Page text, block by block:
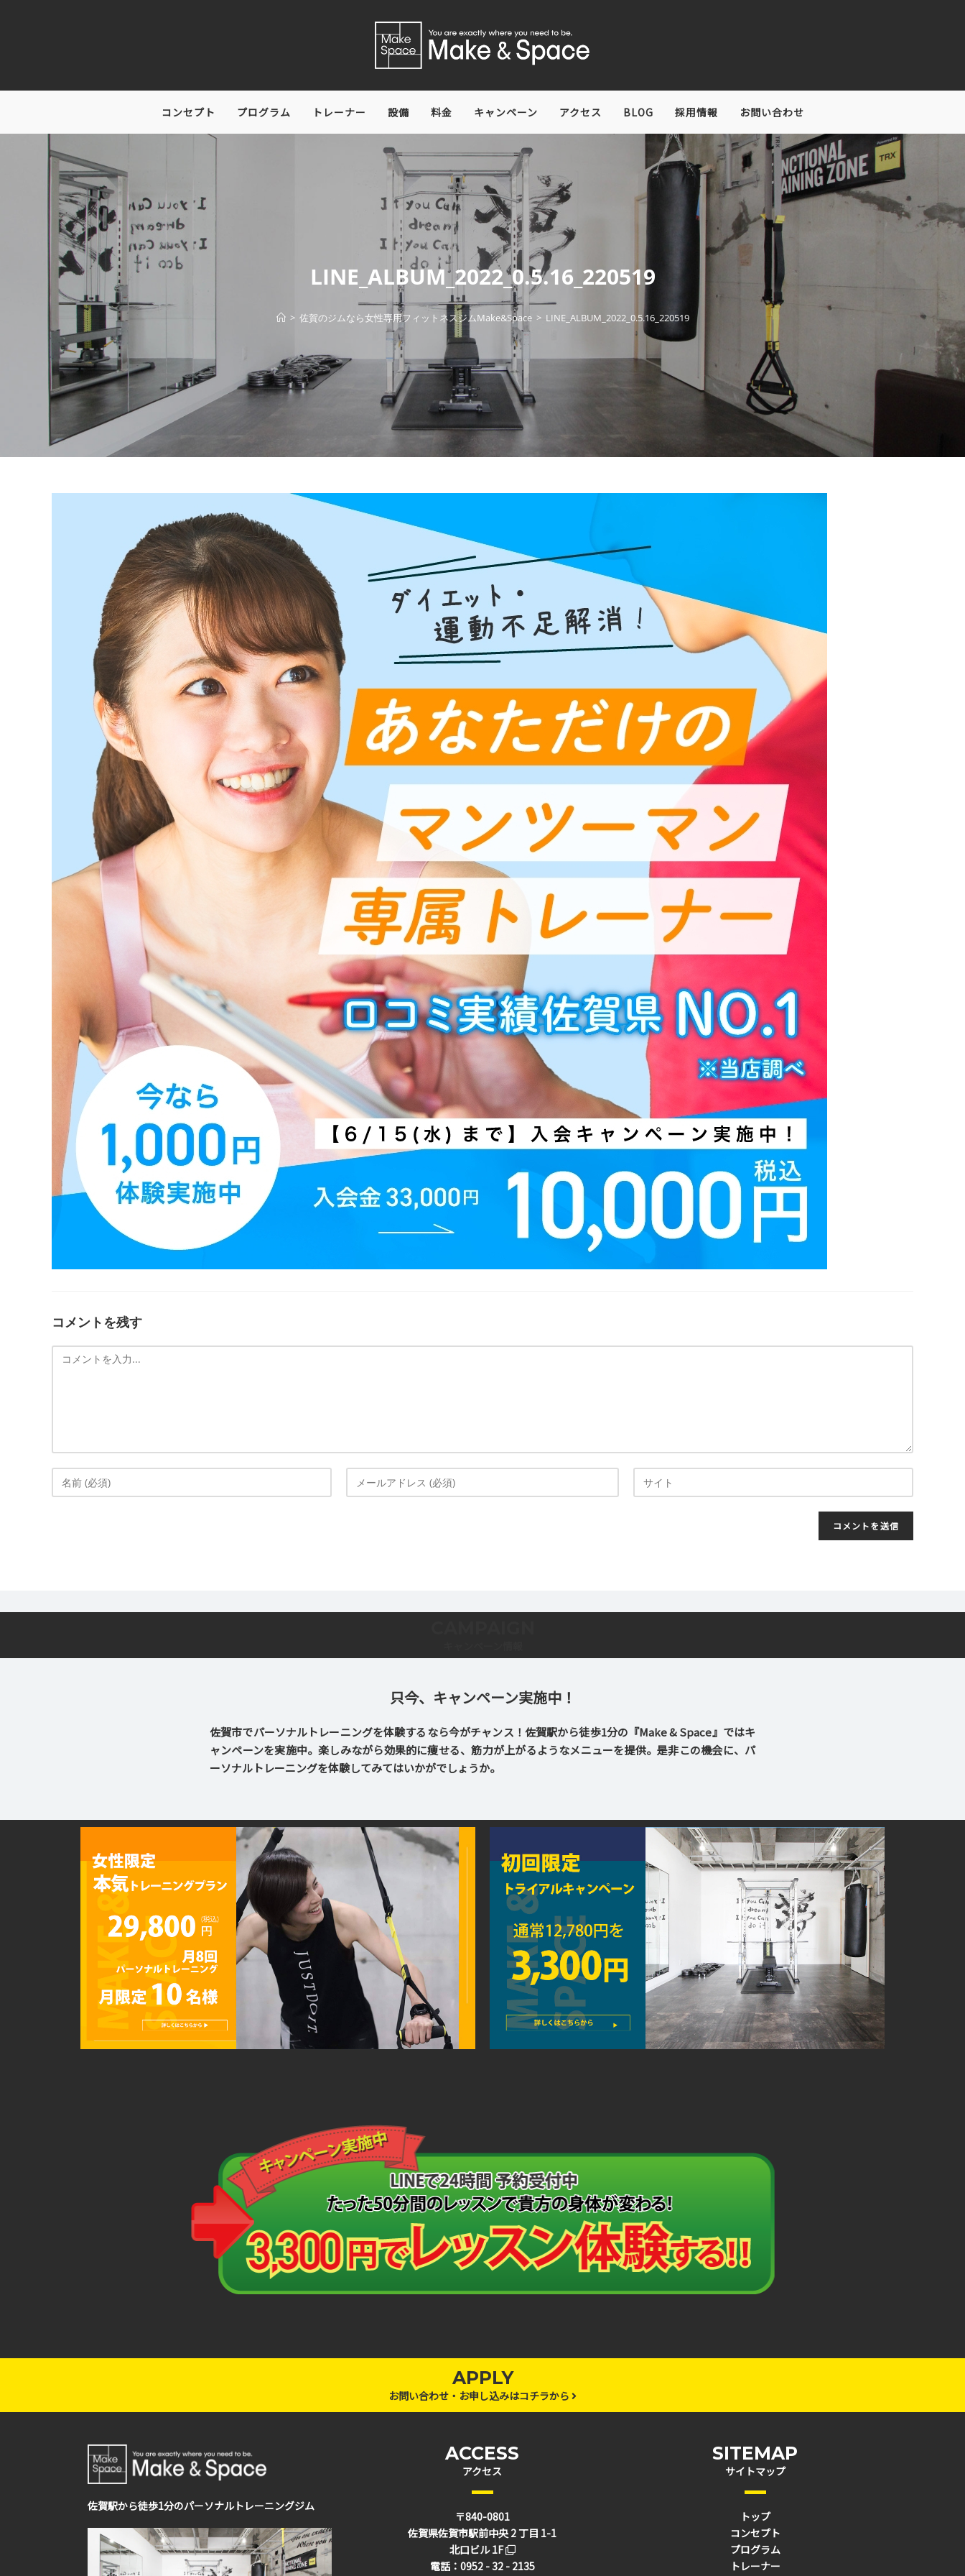
コンセプト プログラム トレーナー 設備 料金 キャンペーン アクセス BLOG 採用情報 お問い合わせ
LINE_ALBUM_2022_0.5.16_220519
> 佐賀のジムなら女性専用フィットネスジムMake&Space > LINE_ALBUM_2022_0.5.16_220519
コメントを残す
只今、キャンペーン実施中！
佐賀市でパーソナルトレーニングを体験するなら今がチャンス！佐賀駅から徒歩1分の『Make & Space』ではキ
ャンペーンを実施中。楽しみながら効果的に痩せる、筋力が上がるようなメニューを提供。是非この機会に、パ
ーソナルトレーニングを体験してみてはいかがでしょうか。
APPLY
お問い合わせ・お申し込みはコチラから
佐賀駅から徒歩1分のパーソナルトレーニングジム
ACCESS
アクセス
〒840-0801
佐賀県佐賀市駅前中央 2 丁目 1-1
北口ビル 1F
電話：0952 - 32 - 2135
SITEMAP
サイトマップ
トップ
コンセプト
プログラム
トレーナー